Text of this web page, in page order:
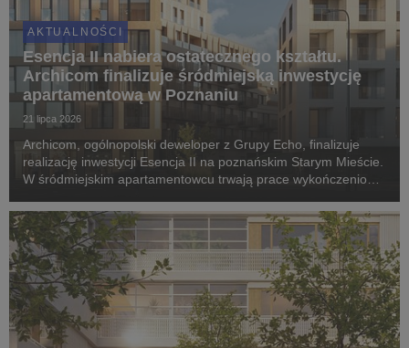
AKTUALNOŚCI
Esencja II nabiera ostatecznego kształtu.
Archicom finalizuje śródmiejską inwestycję
apartamentową w Poznaniu
21 lipca 2026
Archicom, ogólnopolski deweloper z Grupy Echo, finalizuje
realizację inwestycji Esencja II na poznańskim Starym Mieście.
W śródmiejskim apartamentowcu trwają prace wykończeniowe
w IV kwartale 2026 roku. Proje...